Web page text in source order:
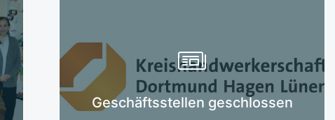
Geschäftsstellen geschlossen
Mehr erfahren